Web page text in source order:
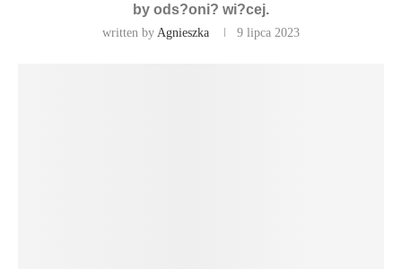
by ods?oni? wi?cej.
written by Agnieszka 9 lipca 2023